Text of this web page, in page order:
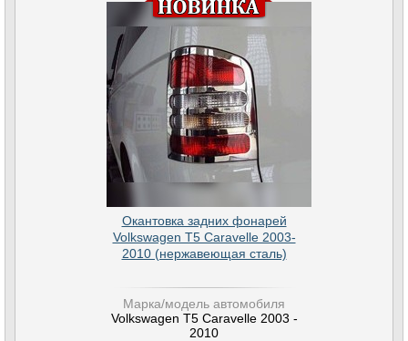
Окантовка задних фонарей
Volkswagen T5 Caravelle 2003-
2010 (нержавеющая сталь)
Марка/модель автомобиля
Volkswagen T5 Caravelle 2003 -
2010